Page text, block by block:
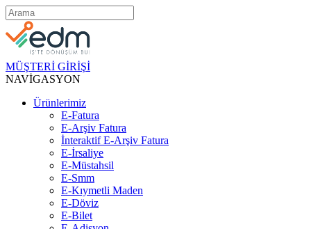
MÜŞTERİ GİRİŞİ
NAVİGASYON
Ürünlerimiz
E-Fatura
E-Arşiv Fatura
İnteraktif E-Arşiv Fatura
E-İrsaliye
E-Müstahsil
E-Smm
E-Kıymetli Maden
E-Döviz
E-Bilet